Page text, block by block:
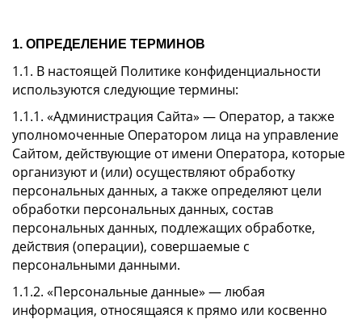
1. ОПРЕДЕЛЕНИЕ ТЕРМИНОВ
1.1. В настоящей Политике конфиденциальности
используются следующие термины:
1.1.1. «Администрация Сайта» — Оператор, а также
уполномоченные Оператором лица на управление
Сайтом, действующие от имени Оператора, которые
организуют и (или) осуществляют обработку
персональных данных, а также определяют цели
обработки персональных данных, состав
персональных данных, подлежащих обработке,
действия (операции), совершаемые с
персональными данными.
1.1.2. «Персональные данные» — любая
информация, относящаяся к прямо или косвенно